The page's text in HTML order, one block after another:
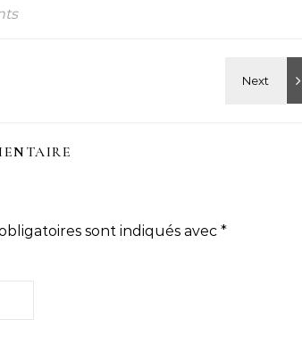
sont indiqués avec *